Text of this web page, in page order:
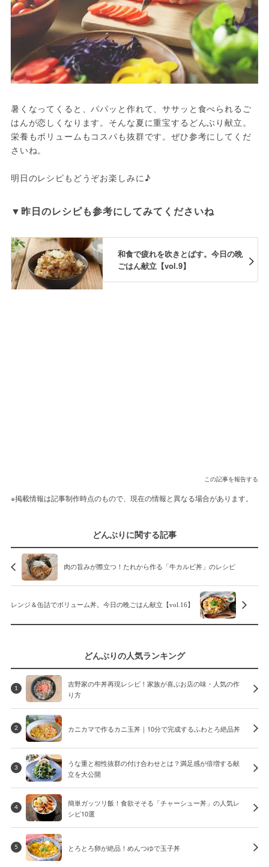
暑くなってくると、パパッと作れて、ササッと食べられるご
はんが恋しくなります。そんな夏に重宝するどんぶり献立。
栄養もボリュームもコスパも抜群です。ぜひ参考にしてくだ
さいね。
明日のレシピもどうぞお楽しみに♪
▼昨日のレシピも参考にしてみてくださいね
和食で疲れを吹きとばす。今日の晩
ごはん献立【vol.9】
この記事を報告する
※掲載情報は記事制作時点のもので、現在の情報と異なる場合があります。
どんぶりに関する記事
肉の旨みが際立つ！たれから作る「牛カルビ丼」のレシピ
レンジ＆缶詰でボリューム丼。今日の晩ごはん献立【vol.16】
どんぶりの人気ランキング
1
吉野家の牛丼再現レシピ！家族が喜ぶお店の味・人気の作
り方
2 カニカマで作るカニ玉丼｜10分で完成するふわとろ絶品丼
3
うな重と相性抜群の付け合わせとは？満足感が倍増する献
立を大公開
4
簡単ガッツリ飯！食欲そそる「チャーシュー丼」の人気レ
シピ10選
5 とろとろ卵が絶品！めんつゆで玉子丼